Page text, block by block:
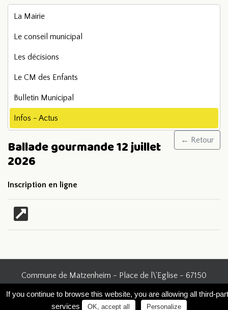
La Mairie
Le conseil municipal
Les décisions
Le CM des Enfants
Bulletin Municipal
Infos - Actus
← Retour
Ballade gourmande 12 juillet
2026
Inscription en ligne
Commune de Matzenheim - Place de l\'Eglise - 67150
Tous droits réservés © Commune de Matzenheim -Conditions générales
If you continue to browse this website, you are allowing all third-
services
OK, accept all Personalize